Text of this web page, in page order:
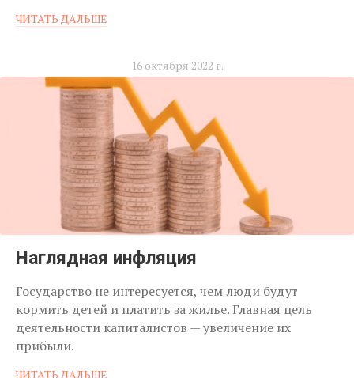
ЧИТАТЬ ДАЛЬШЕ
16 октября 2022 г.
Наглядная инфляция
Государство не интересуется, чем люди будут
кормить детей и платить за жилье. Главная цель
деятельности капиталистов — увеличение их
прибыли.
ЧИТАТЬ ДАЛЬШЕ